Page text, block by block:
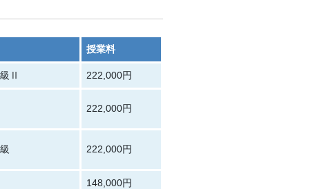
授業料
Ⅱ 222,000円
222,000円
222,000円
148,000円